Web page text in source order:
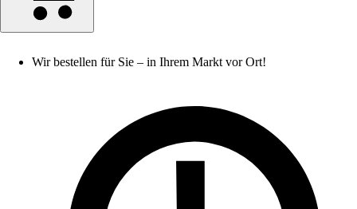
Wir bestellen für Sie – in Ihrem Markt vor Ort!